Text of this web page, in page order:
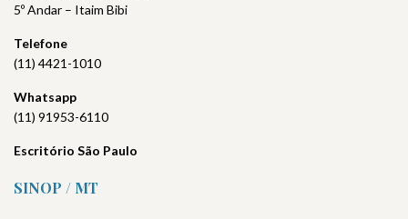
5º Andar – Itaim Bibi
Telefone
(11) 4421-1010
Whatsapp
(11) 91953-6110
Escritório São Paulo
SINOP / MT